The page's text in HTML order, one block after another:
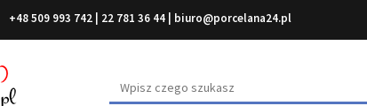
+48 509 993 742 22 781 36 44 biuro@porcelana24.pl
Wyszukaj